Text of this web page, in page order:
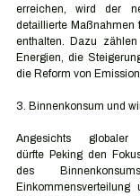
erreichen, wird der
detaillierte Maßnahmen
enthalten. Dazu
Energien, die
die Reform von
3. Binnenkonsum und
Angesichts globaler
dürfte Peking den
des